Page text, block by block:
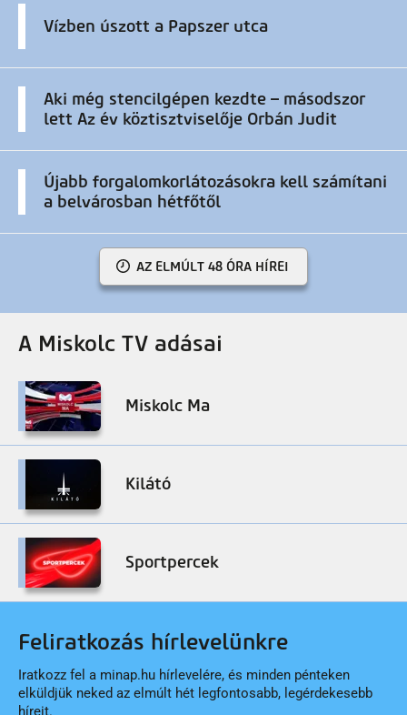
Vízben úszott a Papszer utca
Aki még stencilgépen kezdte – másodszor
lett Az év köztisztviselője Orbán Judit
Újabb forgalomkorlátozásokra kell számítani
a belvárosban hétfőtől
AZ ELMÚLT 48 ÓRA HÍREI
A Miskolc TV adásai
Miskolc Ma
Kilátó
Sportpercek
Feliratkozás hírlevelünkre
Iratkozz fel a minap.hu hírlevelére, és minden pénteken
elküldjük neked az elmúlt hét legfontosabb, legérdekesebb
híreit.